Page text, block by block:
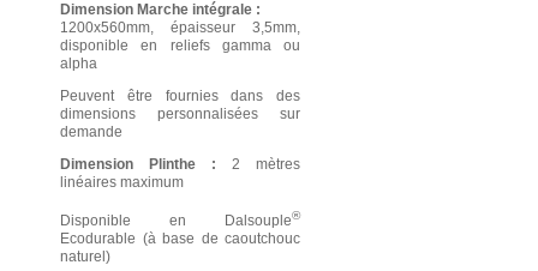
Dimension Marche intégrale :
1200x560mm, épaisseur 3,5mm,
disponible en reliefs gamma ou
alpha
Peuvent être fournies dans des
dimensions personnalisées sur
demande
Dimension Plinthe : 2 mètres
linéaires maximum
Disponible en Dalsouple®
Ecodurable (à base de caoutchouc
naturel)